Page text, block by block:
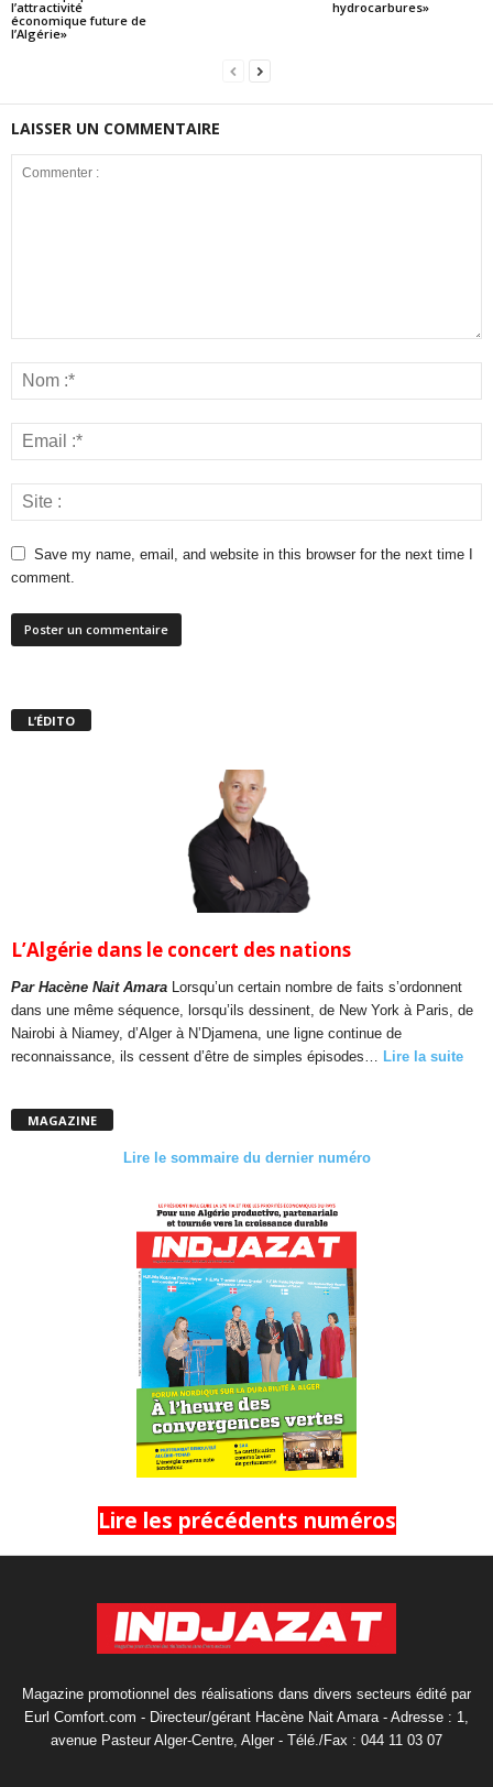
l’attractivité
économique future de
l’Algérie»
hydrocarbures»
LAISSER UN COMMENTAIRE
Save my name, email, and website in this browser for the next time I
comment.
L’ÉDITO
L’Algérie dans le concert des nations
Par Hacène Nait Amara Lorsqu’un certain nombre de faits s’ordonnent
dans une même séquence, lorsqu’ils dessinent, de New York à Paris, de
Nairobi à Niamey, d’Alger à N’Djamena, une ligne continue de
reconnaissance, ils cessent d’être de simples épisodes… Lire la suite
MAGAZINE
Lire le sommaire du dernier numéro
Lire les précédents numéros
Magazine promotionnel des réalisations dans divers secteurs édité par
Eurl Comfort.com - Directeur/gérant Hacène Nait Amara - Adresse : 1,
avenue Pasteur Alger-Centre, Alger - Télé./Fax : 044 11 03 07